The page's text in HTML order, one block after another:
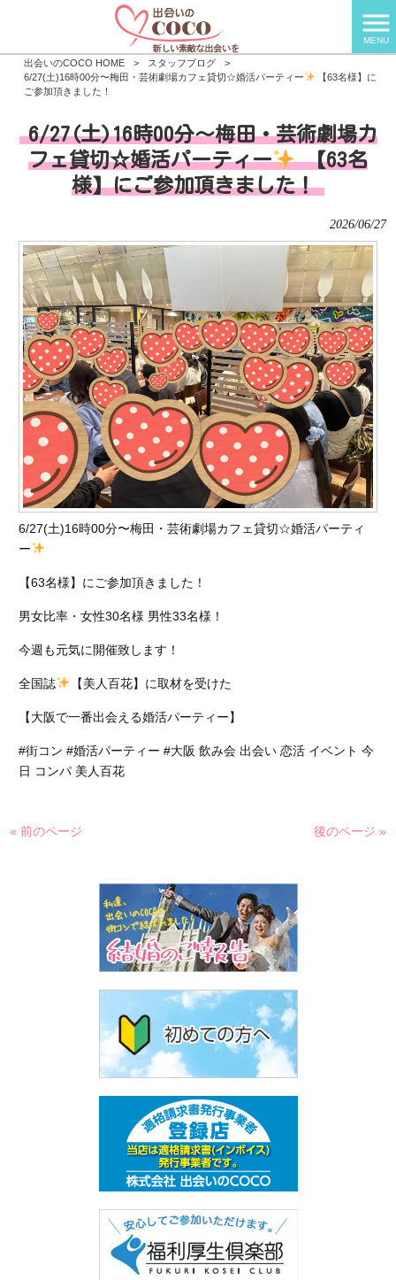
MENU
出会いのCOCO HOME > スタッフブログ
>
6/27(土)16時00分〜梅田・芸術劇場カフェ貸切☆婚活パーティー
【63名様】に
ご参加頂きました！
6/27(土)16時00分〜梅田・芸術劇場カ
フェ貸切☆婚活パーティー
【63名
様】にご参加頂きました！
2026/06/27
6/27(土)16時00分〜梅田・芸術劇場カフェ貸切☆婚活パーティ
ー
【63名様】にご参加頂きました！
男女比率・女性30名様 男性33名様！
今週も元気に開催致します！
全国誌 【美人百花】に取材を受けた
【大阪で一番出会える婚活パーティー】
#街コン #婚活パーティー #大阪 飲み会 出会い 恋活 イベント 今
日 コンパ 美人百花
« 前のページ 後のページ »